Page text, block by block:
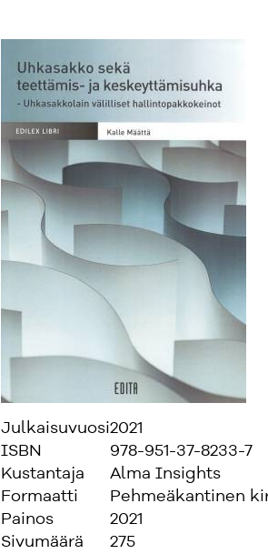
Julkaisuvuosi2021
ISBN
978-951-37-8233-7
Kustantaja
Alma Insights
Formaatti
Pehmeäkantinen
Painos
2021
Sivumäärä
275